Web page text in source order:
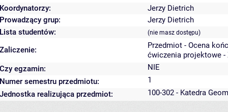
Koordynatorzy:
Jerzy Dietrich
Prowadzący grup:
Jerzy Dietrich
Lista studentów:
(nie masz dostępu)
Zaliczenie:
Przedmiot - Ocena
ćwiczenia projektowe -
Czy egzamin:
NIE
Numer semestru przedmiotu:
1
Jednostka realizująca przedmiot:
100-302 - Katedra